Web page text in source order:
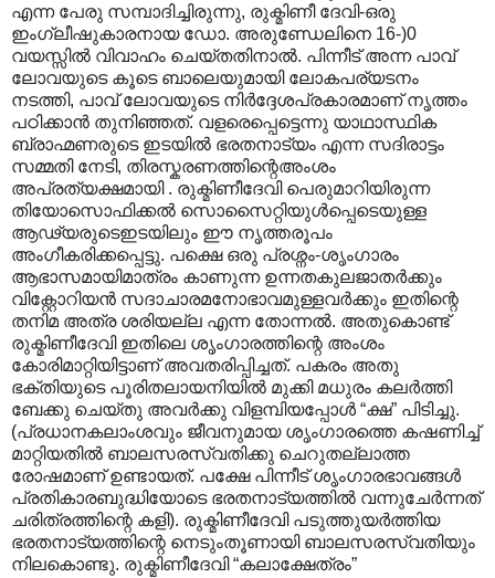
എന്ന പേരു സമ്പാദിച്ചിരുന്നു, രുക്മിണീ ദേവി-ഒരു
ഇംഗ്ലീഷുകാരനായ ഡോ. അരുണ്ഡേലിനെ 16-)0
വയസ്സില്‍ വിവാഹം ചെയ്തതിനാല്‍. പിന്നീട് അന്ന പാവ്
ലോവയുടെ കൂടെ ബാലെയുമായി ലോകപര്യടനം
നടത്തി, പാവ് ലോവയുടെ നിര്‍ദ്ദേശപ്രകാരമാണ് നൃത്തം
പഠിക്കാന്‍ തുനിഞ്ഞത്. വളരെപ്പെട്ടെന്നു യാഥാസ്ഥിക
ബ്രാഹ്മണരുടെ ഇടയില്‍ ഭരതനാട്യം എന്ന സദിരാട്ടം
സമ്മതി നേടി, തിരസ്കരണത്തിന്റെഅംശം
അപ്രത്യക്ഷമായി . രുക്മിണീദേവി‍ പെരുമാറിയിരുന്ന
തിയോസൊഫിക്കല്‍ സൊസൈറ്റിയുള്‍പ്പെടെയുള്ള
ആഢ്യരുടെഇടയിലും ഈ നൃത്തരൂപം
അംഗീകരിക്കപ്പെട്ടു. പക്ഷെ ഒരു പ്രശ്നം-ശൃംഗാരം
ആഭാസമായിമാത്രം കാണുന്ന ഉന്നതകുലജാതര്‍ക്കും
വിക്റ്റോറിയന്‍ സദാചാരമനോഭാവമുള്ളവര്‍ക്കും ഇതിന്റെ
തനിമ അത്ര ശരിയല്ല എന്ന തോന്നല്‍. അതുകൊണ്ട്
രുക്മിണീദേവി ഇതിലെ ശൃംഗാരത്തിന്റെ അംശം
കോരിമാറ്റിയിട്ടാണ് അവതരിപ്പിച്ചത്. പകരം അതു
ഭക്തിയുടെ പൂരിതലായനിയില്‍ മുക്കി മധുരം കലര്‍ത്തി
ബേക്കു ചെയ്തു അവര്‍ക്കു വിളമ്പിയപ്പോള്‍ “ക്ഷ” പിടിച്ചു.
(പ്രധാനകലാംശവും ജീവനുമായ ശൃംഗാരത്തെ കഷണിച്ച്
മാറ്റിയതില്‍ ബാലസരസ്വതിക്കു ചെറുതല്ലാത്ത
രോഷമാണ് ഉണ്ടായത്. പക്ഷേ പിന്നീട് ശൃംഗാരഭാവങ്ങള്‍
പ്രതികാരബുദ്ധിയോടെ ഭരതനാട്യത്തില്‍ വന്നുചേര്‍ന്നത്
ചരിത്രത്തിന്റെ കളി). രുക്മിണീദേവി പടുത്തുയര്‍ത്തിയ
ഭരതനാട്യത്തിന്റെ നെടുംതൂണായി ബാലസരസ്വതിയും
നിലകൊണ്ടു. രുക്മിണീദേവി “കലാക്ഷേത്രം”